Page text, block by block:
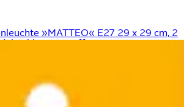
»MATTEO« E27 29 x 29 cm, 2
Kunststoff,...